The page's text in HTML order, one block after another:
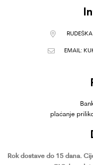
EMAIL:
plaćanje
Rok dostave do 15 dana.